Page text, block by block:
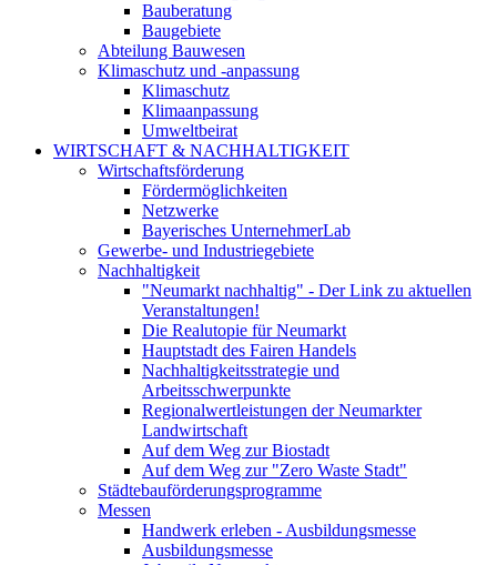
Bauberatung
Baugebiete
Abteilung Bauwesen
Klimaschutz und -anpassung
Klimaschutz
Klimaanpassung
Umweltbeirat
WIRTSCHAFT & NACHHALTIGKEIT
Wirtschaftsförderung
Fördermöglichkeiten
Netzwerke
Bayerisches UnternehmerLab
Gewerbe- und Industriegebiete
Nachhaltigkeit
"Neumarkt nachhaltig" - Der Link zu aktuellen
Veranstaltungen!
Die Realutopie für Neumarkt
Hauptstadt des Fairen Handels
Nachhaltigkeitsstrategie und
Arbeitsschwerpunkte
Regionalwertleistungen der Neumarkter
Landwirtschaft
Auf dem Weg zur Biostadt
Auf dem Weg zur "Zero Waste Stadt"
Städtebauförderungsprogramme
Messen
Handwerk erleben - Ausbildungsmesse
Ausbildungsmesse